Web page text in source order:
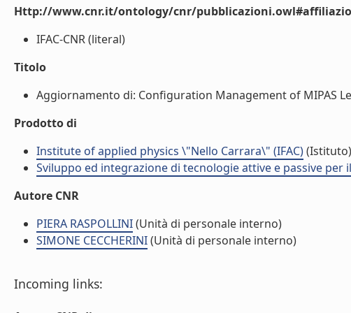
Http://www.cnr.it/ontology/cnr/
IFAC-CNR (literal)
Titolo
Aggiornamento di: Configuration Management of MIPAS
Prodotto di
Institute of applied physics \"Nello Carrara\" (IFAC)(Istituto)
Sviluppo ed integrazione di tecnologie attive e passive per
Autore CNR
PIERA RASPOLLINI(Unità di personale interno)
SIMONE CECCHERINI(Unità di personale interno)
Incoming links: